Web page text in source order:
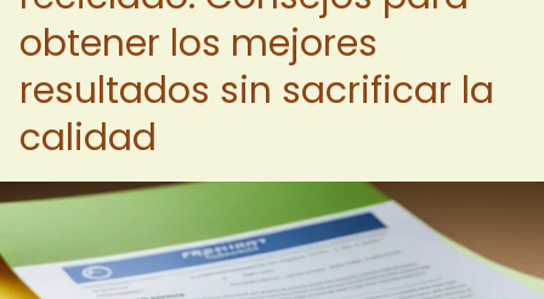
obtener los mejores
resultados sin sacrificar la
calidad